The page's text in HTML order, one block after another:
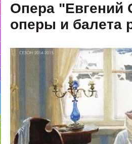
Опера "Евгений
оперы и балета